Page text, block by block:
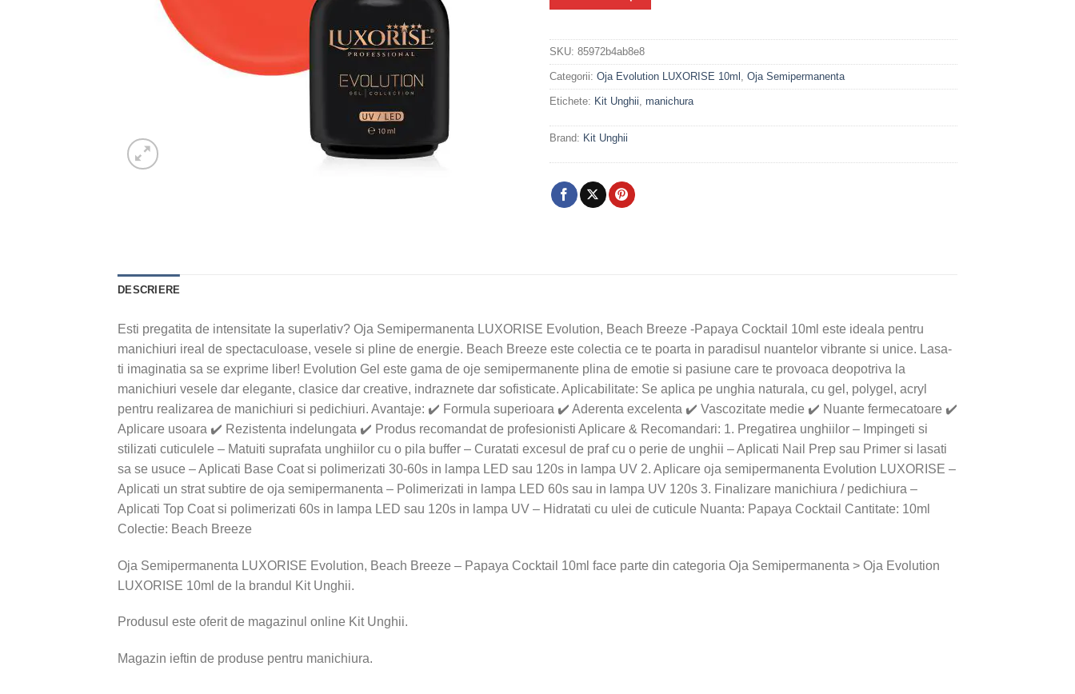
SKU: 85972b4ab8e8
Categorii: Oja Evolution LUXORISE 10ml Oja Semipermanenta
Etichete: Kit Unghii manichura
Brand: Kit Unghii
DESCRIERE
Esti pregatita de intensitate la superlativ? Oja Semipermanenta LUXORISE Evolution, Beach Breeze -Papaya Cocktail 10ml este ideala pentru
manichiuri ireal de spectaculoase, vesele si pline de energie. Beach Breeze este colectia ce te poarta in paradisul nuantelor vibrante si unice. Lasa-
ti imaginatia sa se exprime liber! Evolution Gel este gama de oje semipermanente plina de emotie si pasiune care te provoaca deopotriva la
manichiuri vesele dar elegante, clasice dar creative, indraznete dar sofisticate. Aplicabilitate: Se aplica pe unghia naturala, cu gel, polygel, acryl
pentru realizarea de manichiuri si pedichiuri. Avantaje: ✔️ Formula superioara ✔️ Aderenta excelenta ✔️ Vascozitate medie ✔️ Nuante fermecatoare ✔️
Aplicare usoara ✔️ Rezistenta indelungata ✔️ Produs recomandat de profesionisti Aplicare & Recomandari: 1. Pregatirea unghiilor – Impingeti si
stilizati cuticulele – Matuiti suprafata unghiilor cu o pila buffer – Curatati excesul de praf cu o perie de unghii – Aplicati Nail Prep sau Primer si lasati
sa se usuce – Aplicati Base Coat si polimerizati 30-60s in lampa LED sau 120s in lampa UV 2. Aplicare oja semipermanenta Evolution LUXORISE –
Aplicati un strat subtire de oja semipermanenta – Polimerizati in lampa LED 60s sau in lampa UV 120s 3. Finalizare manichiura / pedichiura –
Aplicati Top Coat si polimerizati 60s in lampa LED sau 120s in lampa UV – Hidratati cu ulei de cuticule Nuanta: Papaya Cocktail Cantitate: 10ml
Colectie: Beach Breeze
Oja Semipermanenta LUXORISE Evolution, Beach Breeze – Papaya Cocktail 10ml face parte din categoria Oja Semipermanenta > Oja Evolution
LUXORISE 10ml de la brandul Kit Unghii.
Produsul este oferit de magazinul online Kit Unghii.
Magazin ieftin de produse pentru manichiura.